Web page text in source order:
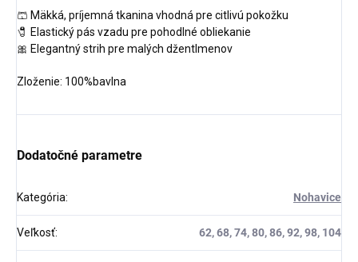
🩳 Mäkká, príjemná tkanina vhodná pre citlivú pokožku
🧷 Elastický pás vzadu pre pohodlné obliekanie
🎀 Elegantný strih pre malých džentlmenov
Zloženie: 100%bavlna
Dodatočné parametre
Kategória: Nohavice
Veľkosť: 62, 68, 74, 80, 86, 92, 98, 104